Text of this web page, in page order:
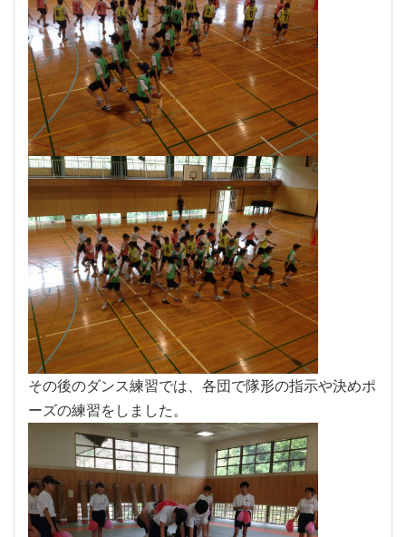
その後のダンス練習では、各団で隊形の指示や決めポ
ーズの練習をしました。